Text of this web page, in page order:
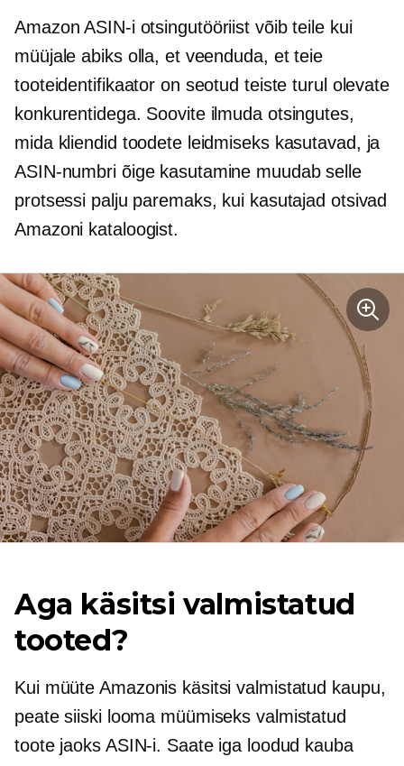
Amazon ASIN-i otsingutööriist võib teile kui
müüjale abiks olla, et veenduda, et teie
tooteidentifikaator on seotud teiste turul olevate
konkurentidega. Soovite ilmuda otsingutes,
mida kliendid toodete leidmiseks kasutavad, ja
ASIN-numbri õige kasutamine muudab selle
protsessi palju paremaks, kui kasutajad otsivad
Amazoni kataloogist.
Aga käsitsi valmistatud
tooted?
Kui müüte Amazonis käsitsi valmistatud kaupu,
peate siiski looma müümiseks valmistatud
toote jaoks ASIN-i. Saate iga loodud kauba